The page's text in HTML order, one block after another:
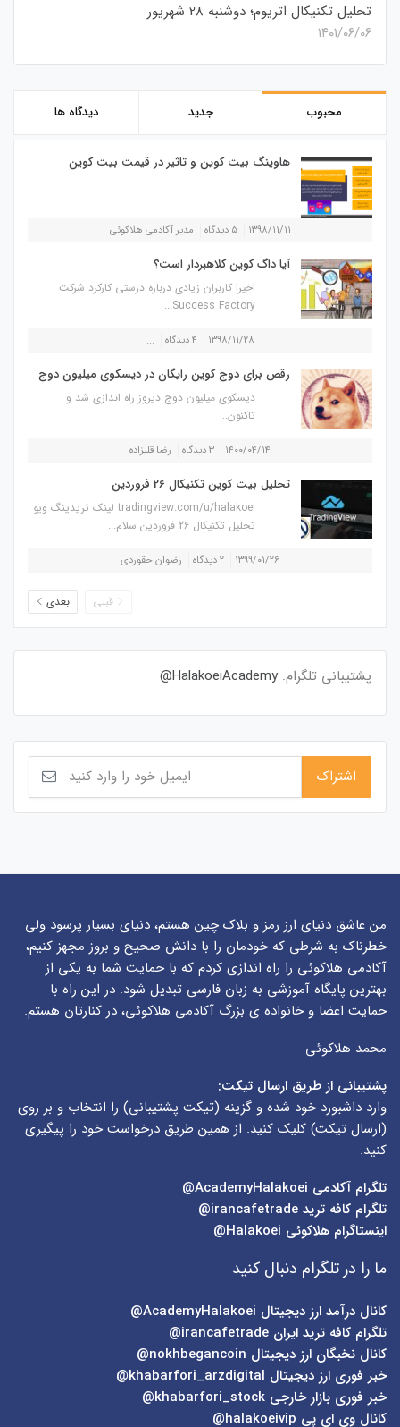
تحلیل تکنیکال اتریوم؛ دوشنبه 28 شهریور
۱۴۰۱/۰۶/۰۶
محبوب جدید دیدگاه ها
هاوینگ بیت کوین و تاثیر در قیمت بیت کوین
۱۳۹۸/۱۱/۱۱ ۵ دیدگاه مدیر آکادمی هلاکوئی
آیا داگ کوین کلاهبردار است؟
اخیرا کاربران زیادی درباره درستی کارکرد شرکت
Success Factory...
۱۳۹۸/۱۱/۲۸ ۴ دیدگاه ...
رقص برای دوج کوین رایگان در دیسکوی میلیون دوج
دیسکوی میلیون دوج دیروز راه اندازی شد و
تاکنون...
۱۴۰۰/۰۴/۱۴ ۳ دیدگاه رضا قلیزاده
تحلیل بیت کوین تکنیکال 26 فروردین
tradingview.com/u/halakoei لینک تریدینگ ویو
تحلیل تکنیکال 26 فروردین سلام...
۱۳۹۹/۰۱/۲۶ ۲ دیدگاه رضوان حقوردی
قبلی بعدی
پشتیبانی تلگرام: HalakoeiAcademy@
من عاشق دنیای ارز رمز و بلاک چین هستم، دنیای بسیار پرسود ولی
خطرناک به شرطی که خودمان را با دانش صحیح و بروز مجهز کنیم،
آکادمی هلاکوئی را راه اندازی کردم که با حمایت شما به یکی از
بهترین پایگاه آموزشی به زبان فارسی تبدیل شود. در این راه با
حمایت اعضا و خانواده ی بزرگ آکادمی هلاکوئی، در کنارتان هستم.
محمد هلاکوئی
پشتیبانی از طریق ارسال تیکت:
وارد داشبورد خود شده و گزینه (تیکت پشتیبانی) را انتخاب و بر روی
(ارسال تیکت) کلیک کنید. از همین طریق درخواست خود را پیگیری
کنید.
تلگرام آکادمی
تلگرام کافه ترید irancafetrade@
اینستاگرام هلاکوئی Halakoei@
ما را در تلگرام دنبال کنید
کانال درآمد ارز دیجیتال AcademyHalakoei@
تلگرام کافه ترید ایران irancafetrade@
کانال نخبگان ارز دیجیتال nokhbegancoin@
خبر فوری ارز دیجیتال khabarfori_arzdigital@
خبر فوری بازار خارجی khabarfori_stock@
کانال وی ای پی halakoeivip@